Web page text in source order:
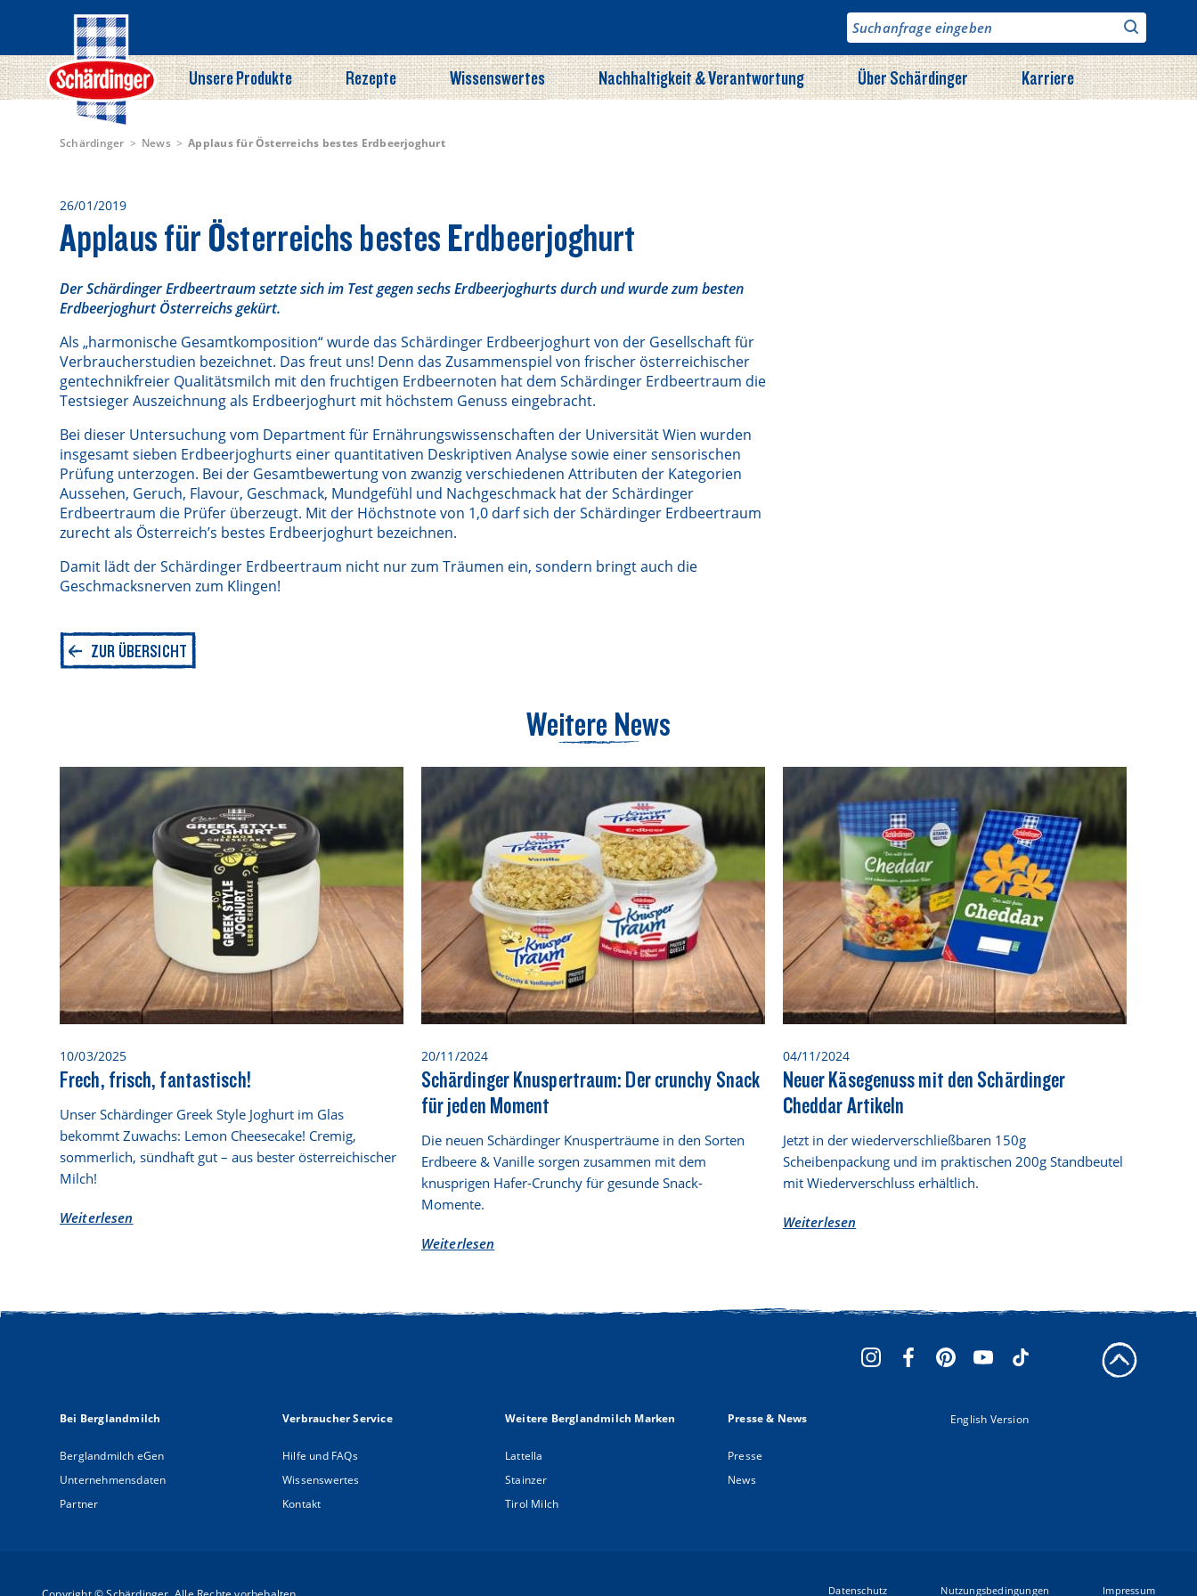
Unsere Produkte Rezepte Wissenswertes Nachhaltigkeit & Verantwortung Über Schärdinger Karriere
Schärdinger News Applaus für Österreichs bestes Erdbeerjoghurt
26/01/2019
Applaus für Österreichs bestes Erdbeerjoghurt
Der Schärdinger Erdbeertraum setzte sich im Test gegen sechs Erdbeerjoghurts durch und wurde zum besten
Erdbeerjoghurt Österreichs gekürt.
Als „harmonische Gesamtkomposition“ wurde das Schärdinger Erdbeerjoghurt von der Gesellschaft für
Verbraucherstudien bezeichnet. Das freut uns! Denn das Zusammenspiel von frischer österreichischer
gentechnikfreier Qualitätsmilch mit den fruchtigen Erdbeernoten hat dem Schärdinger Erdbeertraum die
Testsieger Auszeichnung als Erdbeerjoghurt mit höchstem Genuss eingebracht.
Bei dieser Untersuchung vom Department für Ernährungswissenschaften der Universität Wien wurden
insgesamt sieben Erdbeerjoghurts einer quantitativen Deskriptiven Analyse sowie einer sensorischen
Prüfung unterzogen. Bei der Gesamtbewertung von zwanzig verschiedenen Attributen der Kategorien
Aussehen, Geruch, Flavour, Geschmack, Mundgefühl und Nachgeschmack hat der Schärdinger
Erdbeertraum die Prüfer überzeugt. Mit der Höchstnote von 1,0 darf sich der Schärdinger Erdbeertraum
zurecht als Österreich’s bestes Erdbeerjoghurt bezeichnen.
Damit lädt der Schärdinger Erdbeertraum nicht nur zum Träumen ein, sondern bringt auch die
Geschmacksnerven zum Klingen!
ZUR ÜBERSICHT
Weitere News
10/03/2025
Frech, frisch, fantastisch!
Unser Schärdinger Greek Style Joghurt im Glas
bekommt Zuwachs: Lemon Cheesecake! Cremig,
sommerlich, sündhaft gut – aus bester österreichischer
Milch!
Weiterlesen
20/11/2024
Schärdinger Knuspertraum: Der crunchy Snack
für jeden Moment
Die neuen Schärdinger Knusperträume in den Sorten
Erdbeere & Vanille sorgen zusammen mit dem
knusprigen Hafer-Crunchy für gesunde Snack-
Momente.
Weiterlesen
Der
Moment
04/11/2024
Neuer Käsegenuss mit den Schärdinger
Cheddar Artikeln
Jetzt in der wiederverschließbaren 150g
Scheibenpackung und im praktischen 200g Standbeutel
mit Wiederverschluss erhältlich.
Weiterlesen
den
Cheddar
Bei Berglandmilch
Berglandmilch eGen
Unternehmensdaten
Partner
Verbraucher Service
Hilfe und FAQs
Wissenswertes
Kontakt
Weitere Berglandmilch Marken
Lattella
Stainzer
Tirol Milch
Presse & News
Presse
News
English Version
Datenschutz Nutzungsbedingungen Impressum